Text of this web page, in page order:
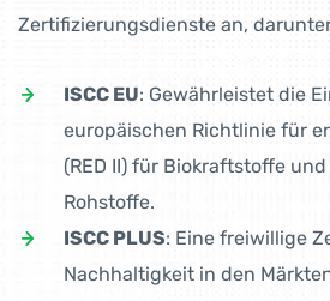
Zertifizierungsdienste an,
ISCC EU: Gewährleistet die
europäischen Richtlinie für
(RED II) für Biokraftstoffe
Rohstoffe.
ISCC PLUS: Eine freiwillige
Nachhaltigkeit in den